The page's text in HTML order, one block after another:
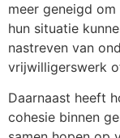
meer geneigd
hun situatie
nastreven van
vrijwilligerswerk
Daarnaast heeft
cohesie binnen